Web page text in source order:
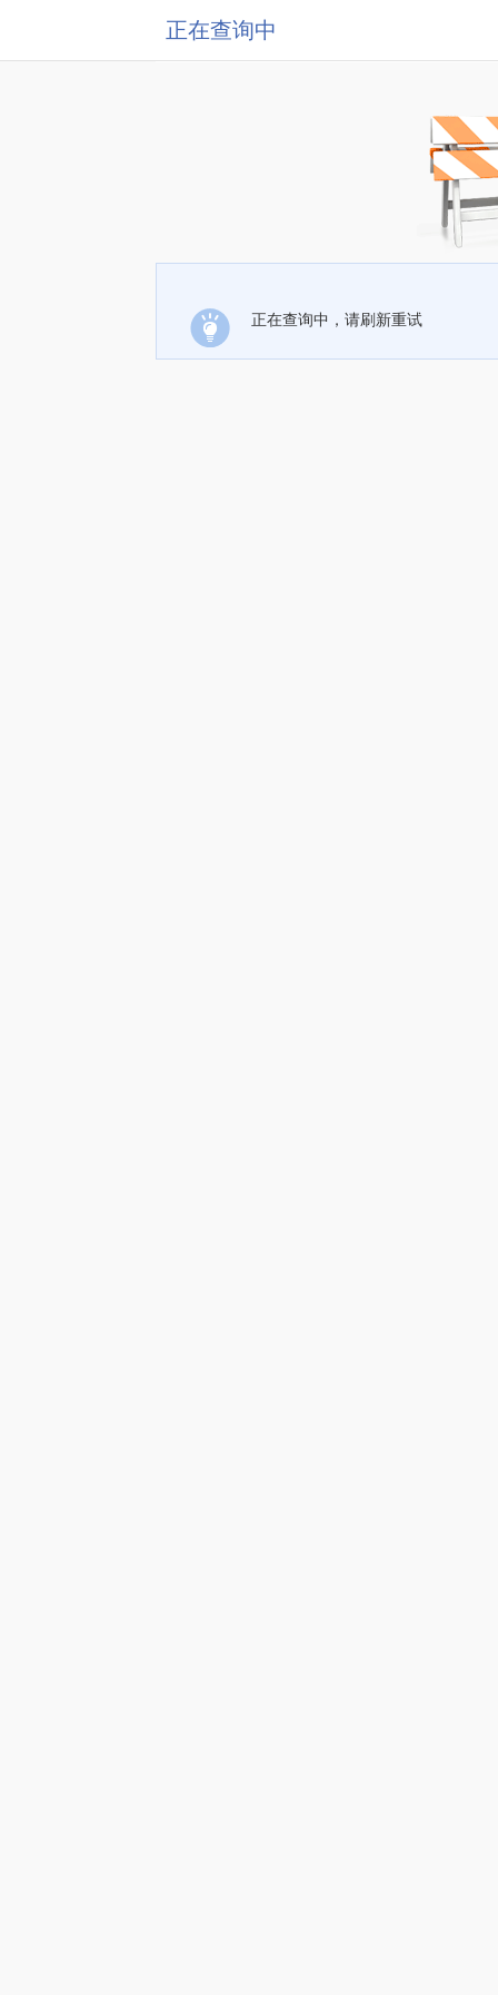
正在查询中
正在查询中，请刷新重试